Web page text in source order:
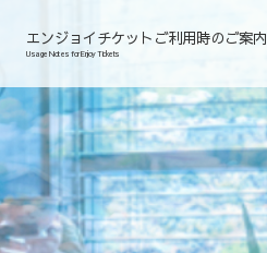
エンジョイチケットご利用時のご案内
Usage Notes for Enjoy Tickets